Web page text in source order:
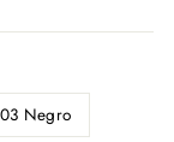
Negro